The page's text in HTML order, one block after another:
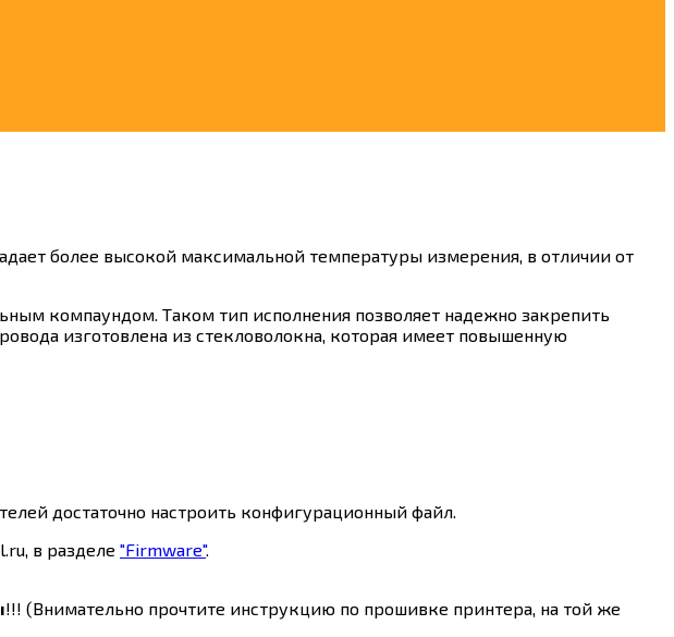
более высокой максимальной температуры измерения, в отличии от
компаундом. Таком тип исполнения позволяет надежно закрепить
изготовлена из стекловолокна, которая имеет повышенную
достаточно настроить конфигурационный файл.
в разделе "Firmware".
!!! (Внимательно прочтите инструкцию по прошивке принтера, на той же